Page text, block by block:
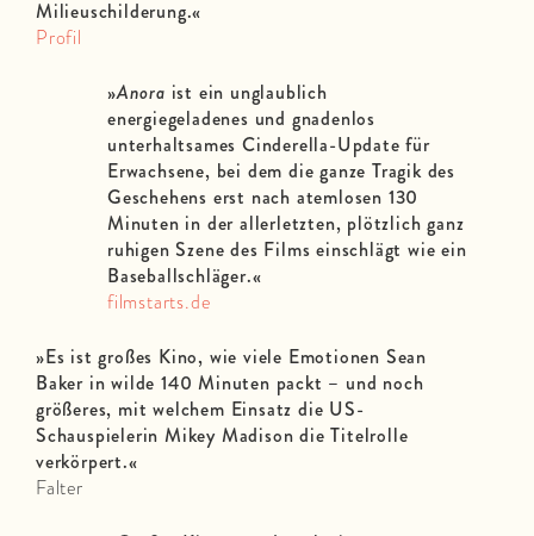
Milieuschilderung.«
Profil
»Anora ist ein unglaublich
energiegeladenes und gnadenlos
unterhaltsames Cinderella-Update für
Erwachsene, bei dem die ganze Tragik des
Geschehens erst nach atemlosen 130
Minuten in der allerletzten, plötzlich ganz
ruhigen Szene des Films einschlägt wie ein
Baseballschläger.«
filmstarts.de
»Es ist großes Kino, wie viele Emotionen Sean
Baker in wilde 140 Minuten packt – und noch
größeres, mit welchem Einsatz die US-
Schauspielerin Mikey Madison die Titelrolle
verkörpert.«
Falter